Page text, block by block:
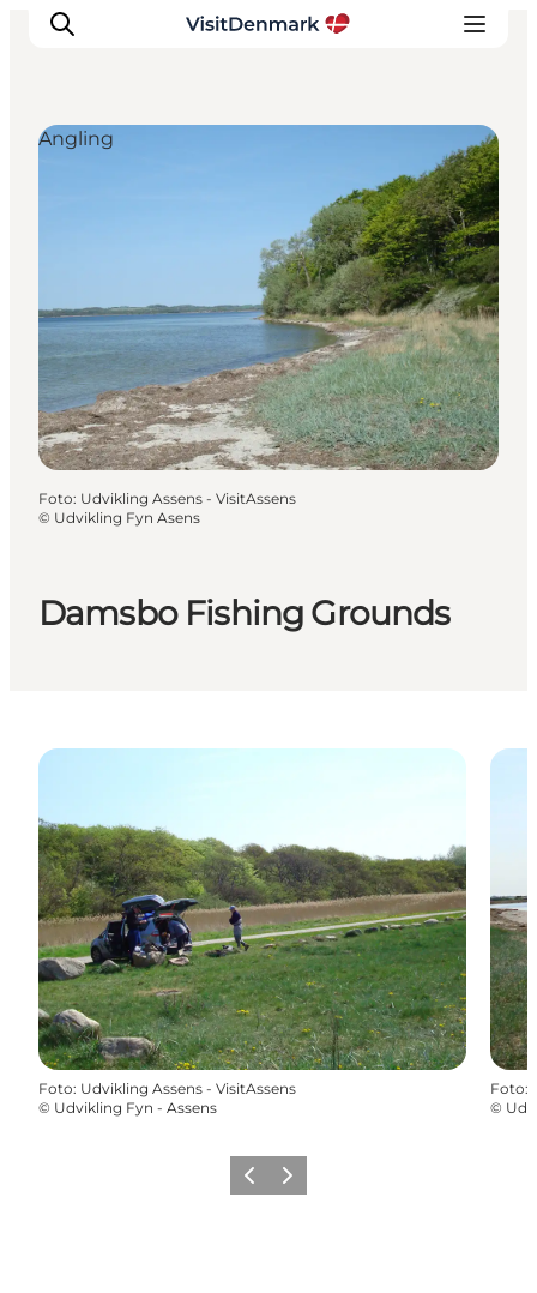
Accommodaties
Plan je reis
Damsbo Fishing Grounds
Angling
Foto: Udvikling Assens - VisitAssens
© Udvikling Fyn Asens
Foto: Udvikling Assens - VisitAssens
© Udvikling Fyn - Assens
Foto:
©
Vorige Volgende